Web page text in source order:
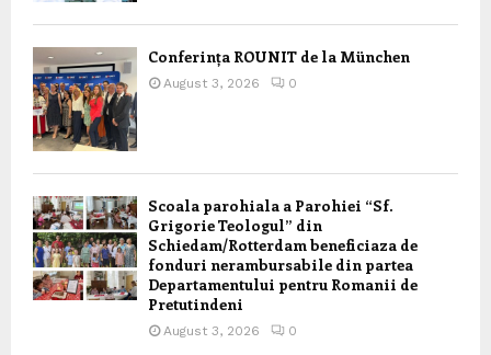
Conferința ROUNIT de la München
August 3, 2026 0
Scoala parohiala a Parohiei “Sf.
Grigorie Teologul” din
Schiedam/Rotterdam beneficiaza de
fonduri nerambursabile din partea
Departamentului pentru Romanii de
Pretutindeni
August 3, 2026 0